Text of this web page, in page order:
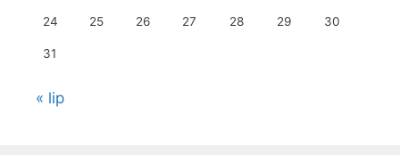
24 25 26 27 28 29 30
31
« lip